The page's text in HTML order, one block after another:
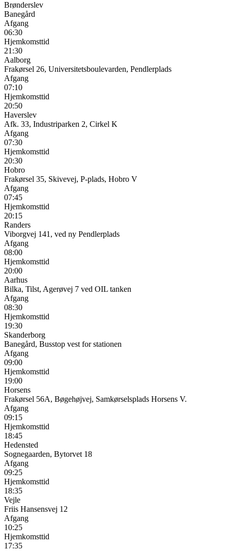
Brønderslev
Banegård
Afgang
06:30
Hjemkomsttid
21:30
Aalborg
Frakørsel 26, Universitetsboulevarden, Pendlerplads
Afgang
07:10
Hjemkomsttid
20:50
Haverslev
Afk. 33, Industriparken 2, Cirkel K
Afgang
07:30
Hjemkomsttid
20:30
Hobro
Frakørsel 35, Skivevej, P-plads, Hobro V
Afgang
07:45
Hjemkomsttid
20:15
Randers
Viborgvej 141, ved ny Pendlerplads
Afgang
08:00
Hjemkomsttid
20:00
Aarhus
Bilka, Tilst, Agerøvej 7 ved OIL tanken
Afgang
08:30
Hjemkomsttid
19:30
Skanderborg
Banegård, Busstop vest for stationen
Afgang
09:00
Hjemkomsttid
19:00
Horsens
Frakørsel 56A, Bøgehøjvej, Samkørselsplads Horsens V.
Afgang
09:15
Hjemkomsttid
18:45
Hedensted
Sognegaarden, Bytorvet 18
Afgang
09:25
Hjemkomsttid
18:35
Vejle
Friis Hansensvej 12
Afgang
10:25
Hjemkomsttid
17:35